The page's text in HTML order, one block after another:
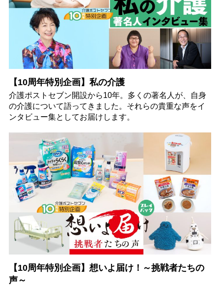
【10周年特別企画】私の介護
介護ポストセブン開設から10年。多くの著名人が、自身
の介護について語ってきました。それらの貴重な声をイ
ンタビュー集としてお届けします。
【10周年特別企画】想いよ届け！～挑戦者たちの
声～